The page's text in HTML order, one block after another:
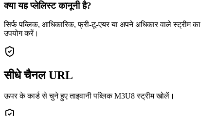
क्या यह प्लेलिस्ट कानूनी है?
सिर्फ पब्लिक, आधिकारिक, फ्री-टू-एयर या अपने अधिकार वाले स्ट्रीम का
उपयोग करें।
सीधे चैनल URL
ऊपर के कार्ड से चुने हुए ताइवानी पब्लिक M3U8 स्ट्रीम खोलें।